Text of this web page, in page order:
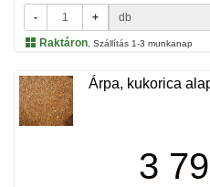
- + db
Raktáron , Szállítás 1-3 munkanap
Árpa, kukorica
3